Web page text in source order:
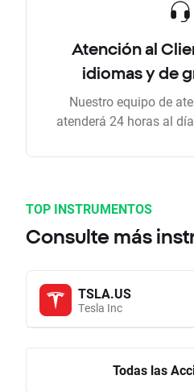
Atención al
idiomas y de
Nuestro equipo de
atenderá 24 horas al
TOP INSTRUMENTOS
Consulte más
TSLA.US
Tesla Inc
Todas las